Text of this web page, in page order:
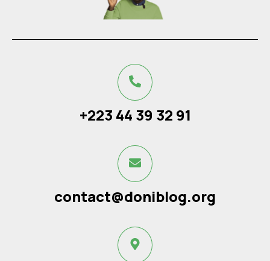
+223 44 39 32 91
contact@doniblog.org